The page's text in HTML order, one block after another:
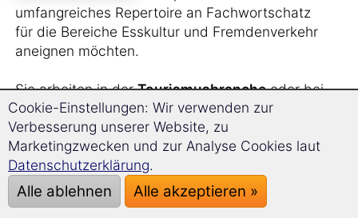
umfangreiches Repertoire an Fachwortschatz
für die Bereiche Esskultur und Fremdenverkehr
aneignen möchten.
Sie arbeiten in derTourismusbrancheoder bei
einemReiseveranstalterund benötigen für
diese Arbeit den entsprechenden Wortschatz
auf Polnisch?
Sie planen, für einige Zeit ins Ausland zu gehen
und dort imService- oder Küchenbereich
Cookie-Einstellungen: Wir verwenden zur
Verbesserung unserer Website, zu
Marketingzwecken und zur Analyse Cookies laut
Datenschutzerklärung.
Alle ablehnen Alle akzeptieren »